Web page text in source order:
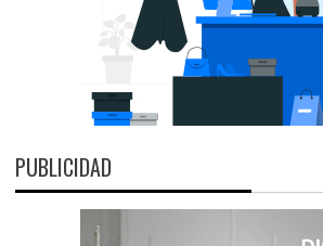
PUBLICIDAD